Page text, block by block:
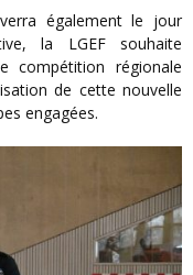
la LGEF souhaite
compétition régionale
de cette nouvelle
engagées.